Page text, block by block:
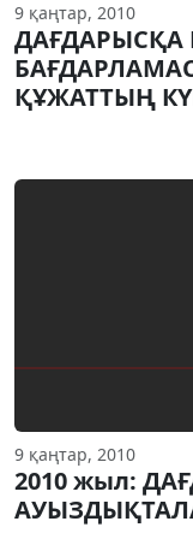
9 қаңтар, 2010
ДАҒДАРЫСҚА
ҚҰЖАТТЫҢ
9 қаңтар, 2010
2010 жыл: